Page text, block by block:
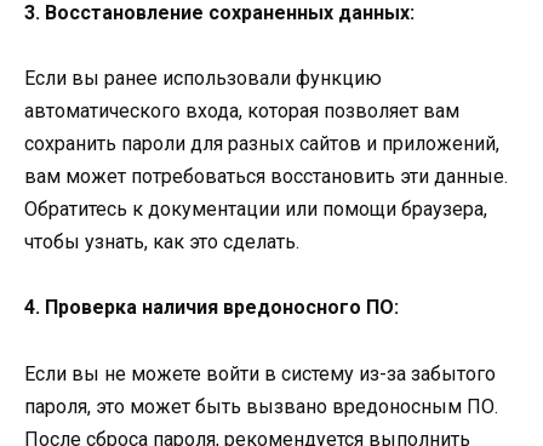
3. Восстановление сохраненных данных:
Если вы ранее использовали функцию
автоматического входа, которая позволяет вам
сохранить пароли для разных сайтов и приложений,
вам может потребоваться восстановить эти данные.
Обратитесь к документации или помощи браузера,
чтобы узнать, как это сделать.
4. Проверка наличия вредоносного ПО:
Если вы не можете войти в систему из-за забытого
пароля, это может быть вызвано вредоносным ПО.
После сброса пароля, рекомендуется выполнить